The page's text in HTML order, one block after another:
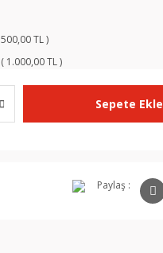
TL )
1.000,00 TL )
Sepete Ekle
Paylaş :